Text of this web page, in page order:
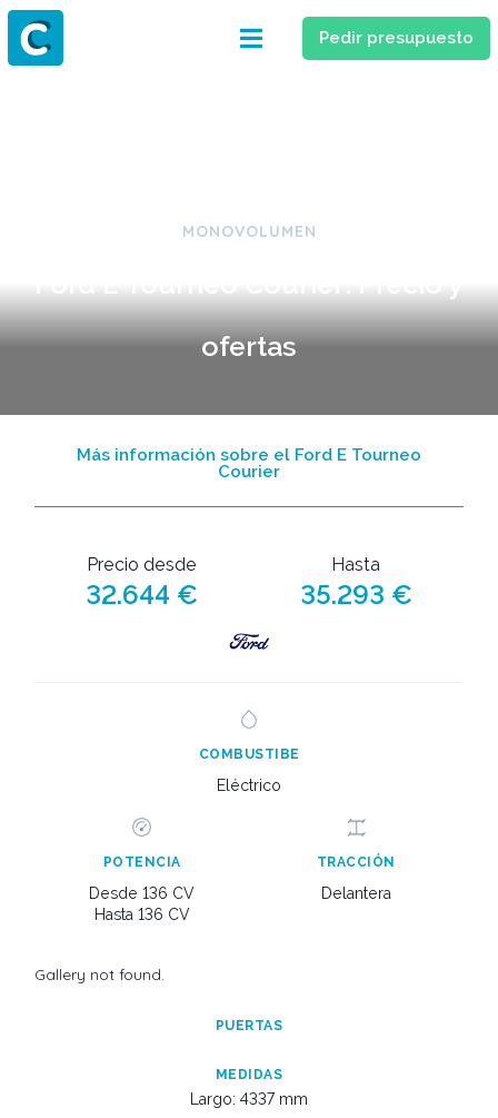
Pedir presupuesto
MONOVOLUMEN
ofertas
Más información sobre el Ford E Tourneo
Courier
Precio desde
32.644 €
Hasta
35.293 €
COMBUSTIBE
Eléctrico
POTENCIA
Desde 136 CV
Hasta 136 CV
TRACCIÓN
Delantera
Gallery not found.
PUERTAS
MEDIDAS
Largo: 4337 mm